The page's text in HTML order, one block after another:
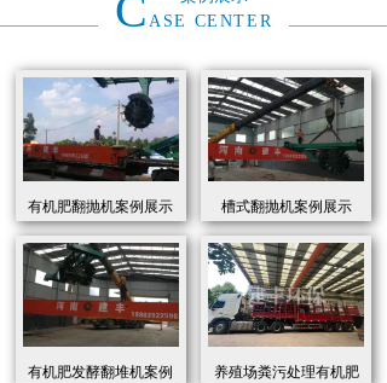
ASE CENTER
有机肥翻抛机案例展示 槽式翻抛机案例展示
有机肥发酵翻堆机案例
养殖场粪污处理有机肥